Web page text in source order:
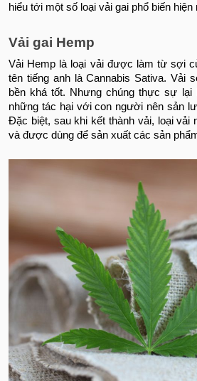
hiểu tới một số loại vải gai phổ biến hiện
Vải gai Hemp
Vải Hemp là loại vải được làm từ sợi
tên tiếng anh là Cannabis Sativa. Vải
bền khá tốt. Nhưng chúng thực sự lại
những tác hại với con người nên sản
Đặc biệt, sau khi kết thành vải, loại vải
và được dùng để sản xuất các sản